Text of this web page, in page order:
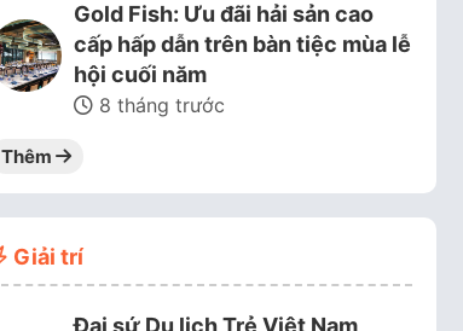
Gold Fish: Ưu đãi hải sản cao
cấp hấp dẫn trên bàn tiệc mùa lễ
hội cuối năm
8 tháng trước
Thêm
Giải trí
Đại sứ Du lịch Trẻ Việt Nam